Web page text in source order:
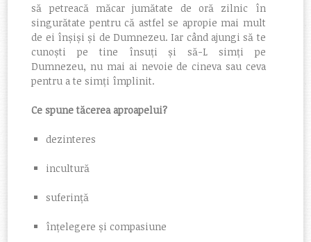
să petreacă măcar jumătate de oră zilnic în
singurătate pentru că astfel se apropie mai mult
de ei înșiși și de Dumnezeu. Iar când ajungi să te
cunoști pe tine însuți și să-L simți pe
Dumnezeu, nu mai ai nevoie de cineva sau ceva
pentru a te simți împlinit.
Ce spune tăcerea aproapelui?
dezinteres
incultură
suferință
înțelegere și compasiune